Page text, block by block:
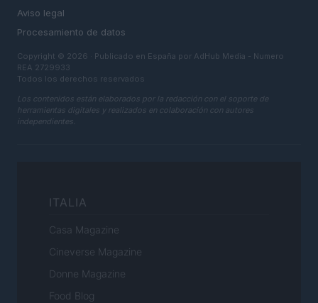
Aviso legal
Procesamiento de datos
Copyright © 2026 · Publicado en España por AdHub Media - Numero
REA 2729933
Todos los derechos reservados
Los contenidos están elaborados por la redacción con el soporte de
herramientas digitales y realizados en colaboración con autores
independientes.
ITALIA
Casa Magazine
Cineverse Magazine
Donne Magazine
Food Blog